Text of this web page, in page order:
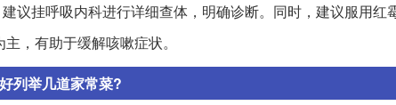
议挂呼吸内科进行详细查体，明确诊断。同时，建议服用红
，有助于缓解咳嗽症状。
列举几道家常菜?